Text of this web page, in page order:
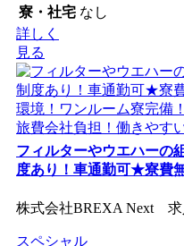
寮・社宅 なし
詳しく
見る
フィルターやウエハーの
度あり！車通勤可★寮費
株式会社BREXA Next 求
スペシャル